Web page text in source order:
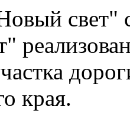
свет"
края.